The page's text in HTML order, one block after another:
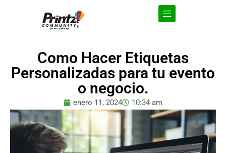
Como Hacer Etiquetas
Personalizadas para tu evento
o negocio.
enero 11, 2024 10:34 am